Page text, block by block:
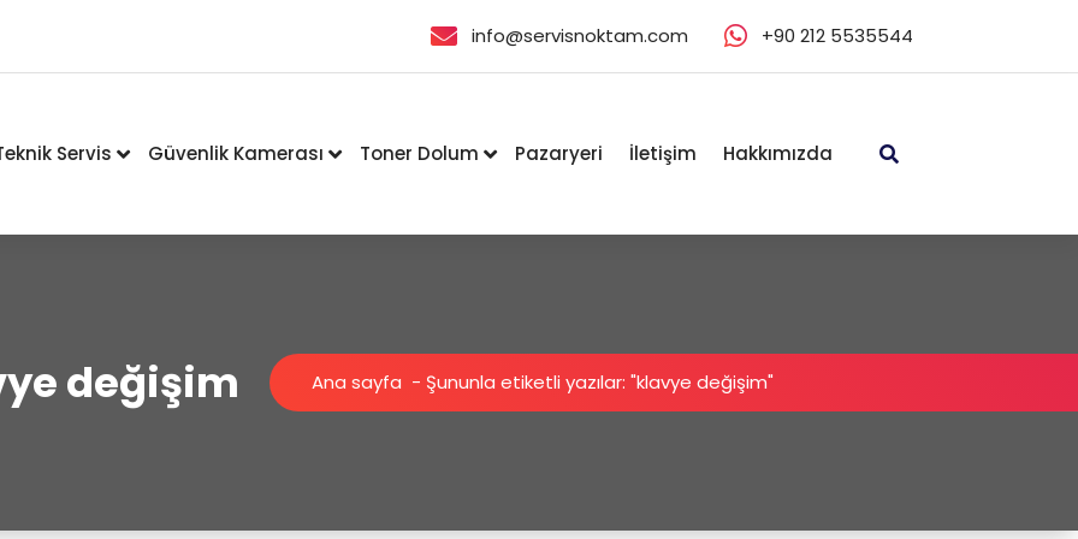
info@servisnoktam.com +90 212 5535544
Servis Güvenlik Kamerası Toner Dolum Pazaryeri İletişim Hakkımızda
değişim Ana sayfa - Şununla etiketli yazılar: "klavye değişim"